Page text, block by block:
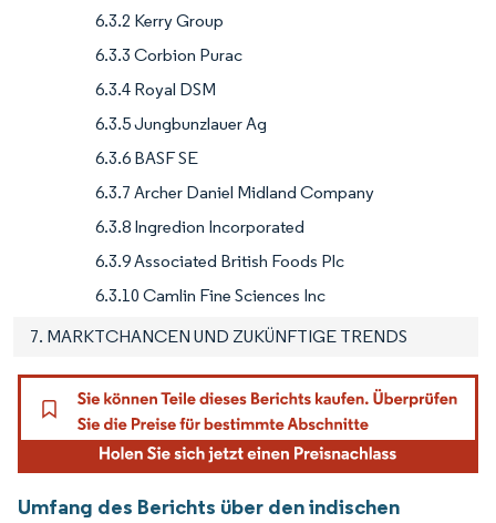
6.3.2 Kerry Group
6.3.3 Corbion Purac
6.3.4 Royal DSM
6.3.5 Jungbunzlauer Ag
6.3.6 BASF SE
6.3.7 Archer Daniel Midland Company
6.3.8 Ingredion Incorporated
6.3.9 Associated British Foods Plc
6.3.10 Camlin Fine Sciences Inc
7. MARKTCHANCEN UND ZUKÜNFTIGE TRENDS
Umfang des Berichts über den indischen